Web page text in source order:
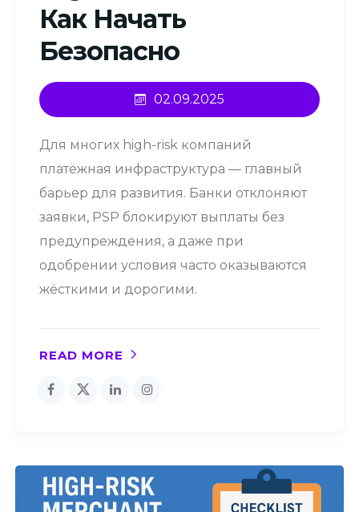
Как Начать
Безопасно
02.09.2025
Для многих high-risk компаний
платёжная инфраструктура — главный
барьер для развития. Банки отклоняют
заявки, PSP блокируют выплаты без
предупреждения, а даже при
одобрении условия часто оказываются
жёсткими и дорогими.
READ MORE